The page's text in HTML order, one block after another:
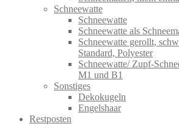
Schneewatte
Schneewatte
Schneewatte als
Schneewatte gerollt,
Standard, Polyester
Schneewatte/ Zupf-
M1 und B1
Sonstiges
Dekokugeln
Engelshaar
Restposten